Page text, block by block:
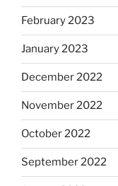
February 2023
January 2023
December 2022
November 2022
October 2022
September 2022